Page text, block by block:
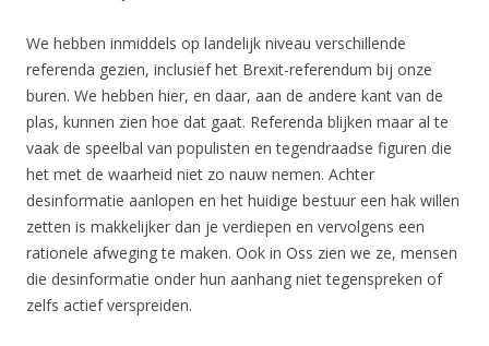
We hebben inmiddels op landelijk niveau verschillende
referenda gezien, inclusief het Brexit-referendum bij onze
buren. We hebben hier, en daar, aan de andere kant van de
plas, kunnen zien hoe dat gaat. Referenda blijken maar al te
vaak de speelbal van populisten en tegendraadse figuren die
het met de waarheid niet zo nauw nemen. Achter
desinformatie aanlopen en het huidige bestuur een hak willen
zetten is makkelijker dan je verdiepen en vervolgens een
rationele afweging te maken. Ook in Oss zien we ze, mensen
die desinformatie onder hun aanhang niet tegenspreken of
zelfs actief verspreiden.